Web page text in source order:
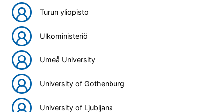
Turun yliopisto
Ulkoministeriö
Umeå University
University of Gothenburg
University of Ljubljana